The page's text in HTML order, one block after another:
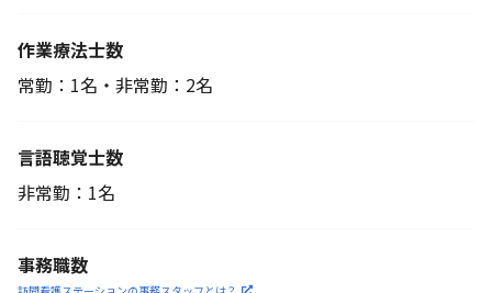
作業療法士数
常勤：1名・非常勤：2名
言語聴覚士数
非常勤：1名
事務職数